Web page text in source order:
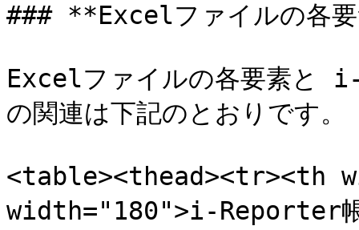
### **Excelファイルの各要
Excelファイルの各要素と
の関連は下記のとおりです。
<table><thead><tr><th
width="180">i-Reporter